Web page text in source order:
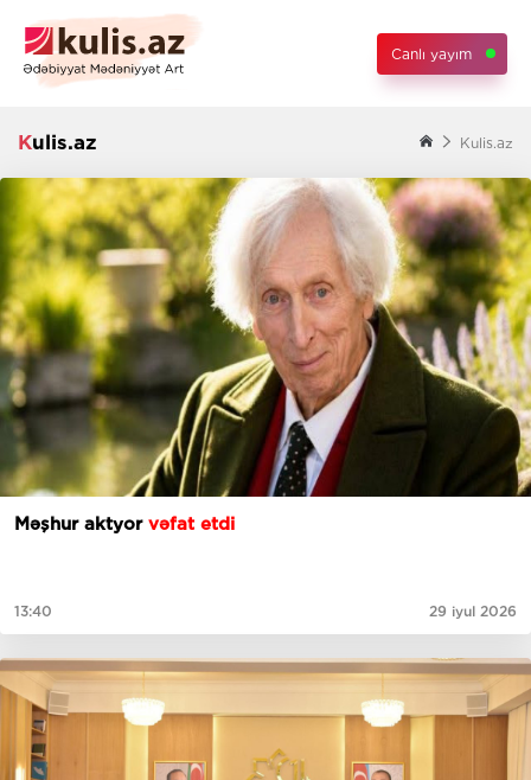
Canlı yayım
Kulis.az Kulis.az
Məşhur aktyor vəfat etdi
13:40 29 iyul 2026